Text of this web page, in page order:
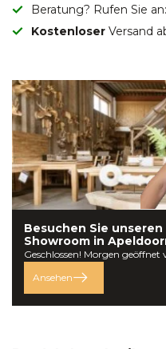
Beratung? Rufen Sie an:
Kostenloser Versand
Besuchen Sie unseren
Showroom in
Geschlossen! Morgen
Ansehen